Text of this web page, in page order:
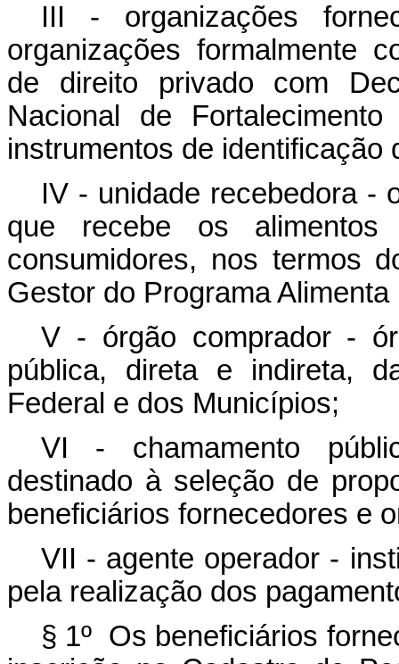
III - organizações
organizações formalmente
de direito privado com
Nacional de
instrumentos de identificação
IV - unidade recebedora -
que recebe os
consumidores, nos termos
Gestor do Programa Alimenta
V - órgão comprador -
pública, direta e indireta,
Federal e dos Municípios;
VI - chamamento
destinado à seleção de
beneficiários fornecedores e
VII - agente operador -
pela realização dos
§ 1º Os beneficiários